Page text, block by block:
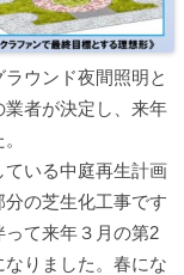
ウンド夜間照明と
者が決定し、来年
いる中庭再生計画
の芝生化工事です
て来年３月の第2
りました。春にな